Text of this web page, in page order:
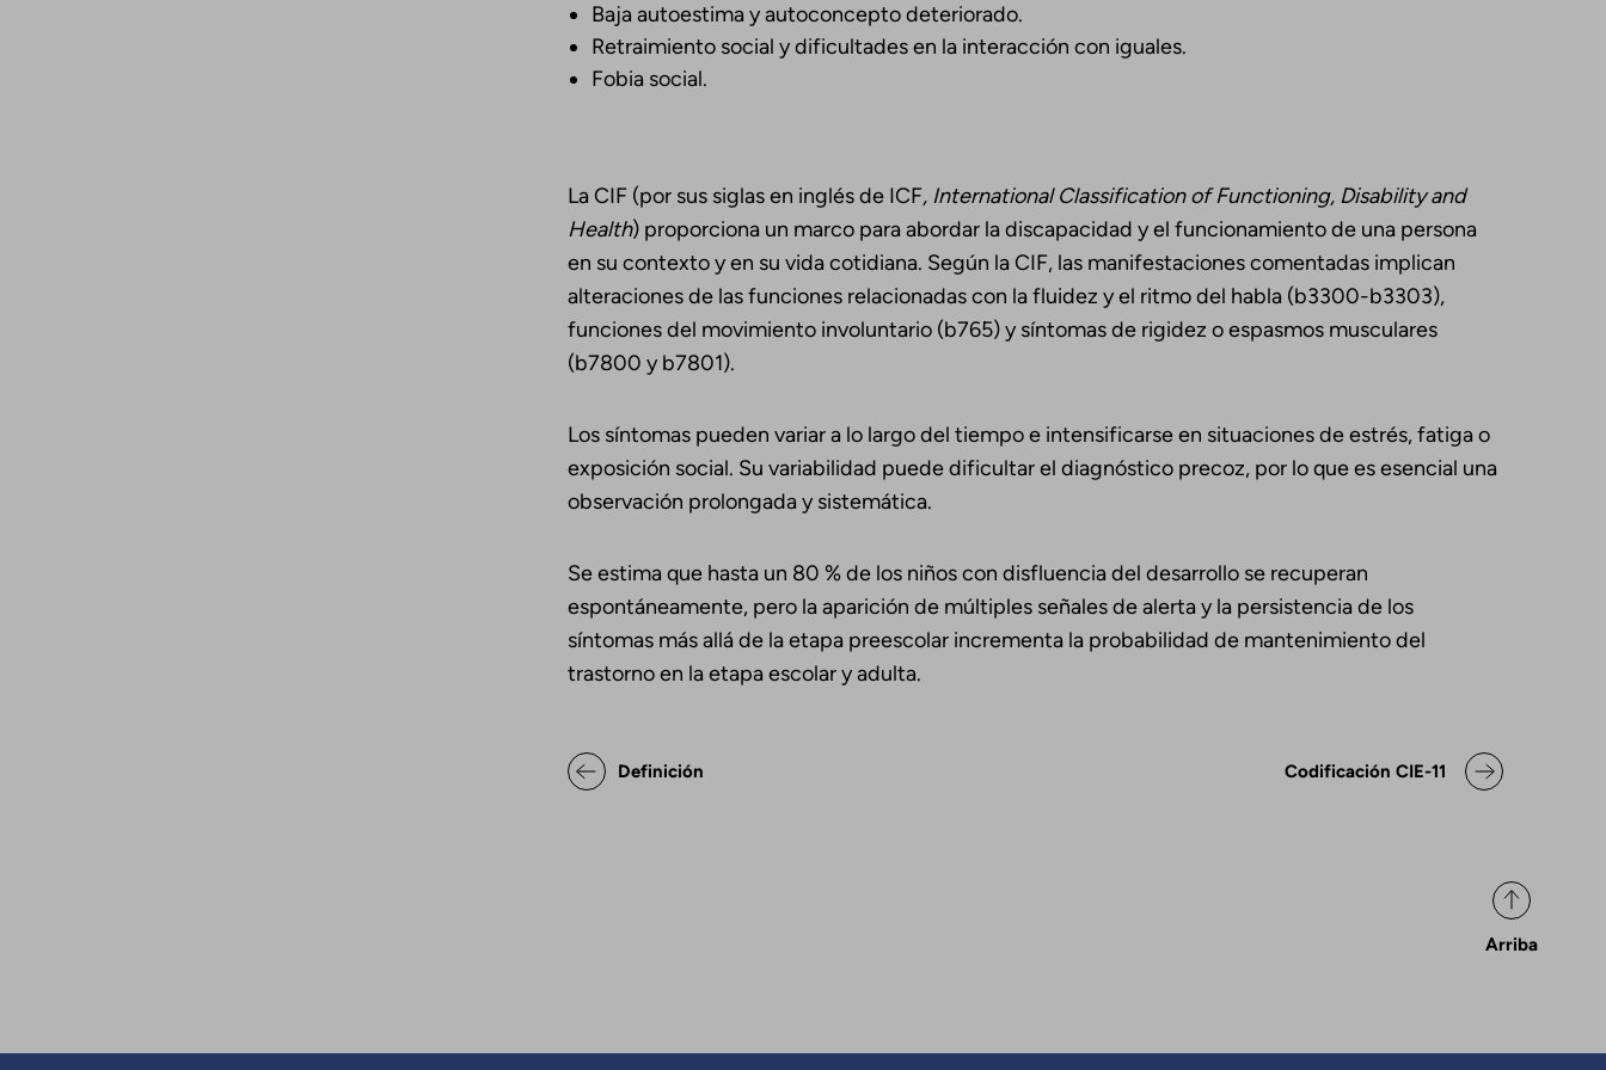
Baja autoestima y autoconcepto deteriorado.
Retraimiento social y dificultades en la interacción con iguales.
Fobia social.
La CIF (por sus siglas en inglés de ICF, International Classification of Functioning, Disability and
Health) proporciona un marco para abordar la discapacidad y el funcionamiento de una persona
en su contexto y en su vida cotidiana. Según la CIF, las manifestaciones comentadas implican
alteraciones de las funciones relacionadas con la fluidez y el ritmo del habla (b3300-b3303),
funciones del movimiento involuntario (b765) y síntomas de rigidez o espasmos musculares
(b7800 y b7801).
Los síntomas pueden variar a lo largo del tiempo e intensificarse en situaciones de estrés, fatiga o
exposición social. Su variabilidad puede dificultar el diagnóstico precoz, por lo que es esencial una
observación prolongada y sistemática.
Se estima que hasta un 80 % de los niños con disfluencia del desarrollo se recuperan
espontáneamente, pero la aparición de múltiples señales de alerta y la persistencia de los
síntomas más allá de la etapa preescolar incrementa la probabilidad de mantenimiento del
trastorno en la etapa escolar y adulta.
Enlaces transversales de Book para Declaración de
Definición
Arriba
Codificación CIE-11